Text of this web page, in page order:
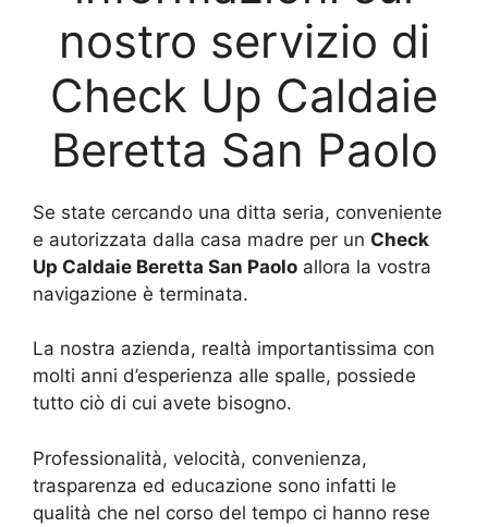
nostro servizio di
Check Up Caldaie
Beretta San Paolo
Se state cercando una ditta seria, conveniente
e autorizzata dalla casa madre per un Check
Up Caldaie Beretta San Paolo allora la vostra
navigazione è terminata.
La nostra azienda, realtà importantissima con
molti anni d’esperienza alle spalle, possiede
tutto ciò di cui avete bisogno.
Professionalità, velocità, convenienza,
trasparenza ed educazione sono infatti le
qualità che nel corso del tempo ci hanno rese